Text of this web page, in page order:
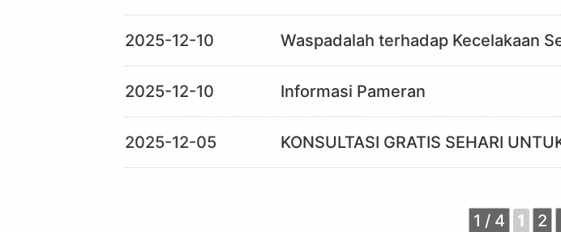
2025-12-10 Waspadalah terhadap Kecelakaan
2025-12-10 Informasi Pameran
2025-12-05 KONSULTASI GRATIS SEHARI
1 / 4 1 2